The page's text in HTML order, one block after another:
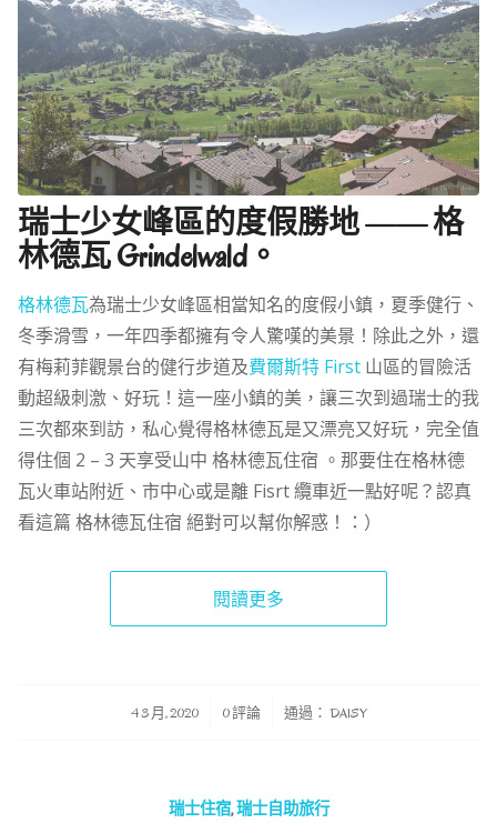
瑞士少女峰區的度假勝地 —— 格
林德瓦 Grindelwald。
格林德瓦為瑞士少女峰區相當知名的度假小鎮，夏季健行、
冬季滑雪，一年四季都擁有令人驚嘆的美景！除此之外，還
有梅莉菲觀景台的健行步道及費爾斯特 First山區的冒險活
動超級刺激、好玩！這一座小鎮的美，讓三次到過瑞士的我
三次都來到訪，私心覺得格林德瓦是又漂亮又好玩，完全值
得住個 2 – 3 天享受山中 格林德瓦住宿 。那要住在格林德
瓦火車站附近、市中心或是離 Fisrt 纜車近一點好呢？認真
看這篇 格林德瓦住宿 絕對可以幫你解惑！：）
閱讀更多
4 3 月, 2020
/ 0 評論 通過： DAISY
瑞士住宿,瑞士自助旅行